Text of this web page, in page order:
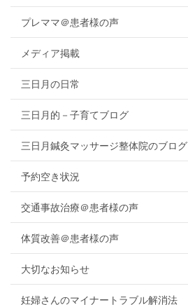
プレママ＠患者様の声
メディア掲載
三日月の日常
三日月的－子育てブログ
三日月鍼灸マッサージ整体院のブログ
予約空き状況
交通事故治療＠患者様の声
体質改善＠患者様の声
大切なお知らせ
妊婦さんのマイナートラブル解消法